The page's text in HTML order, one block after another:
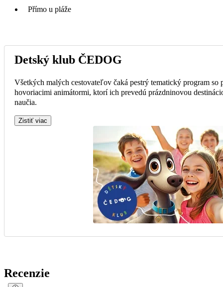
Přímo u pláže
Detský klub ČEDOG
Všetkých malých cestovateľov čaká pestrý tematický program so
hovoriacimi animátormi, ktorí ich prevedú prázdninovou
naučia.
Zistiť viac
Recenzie